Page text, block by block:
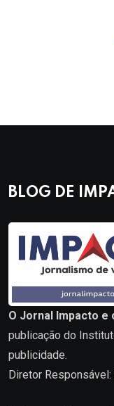
BLOG DE
O Jornal Impacto e
publicação do
publicidade.
Diretor